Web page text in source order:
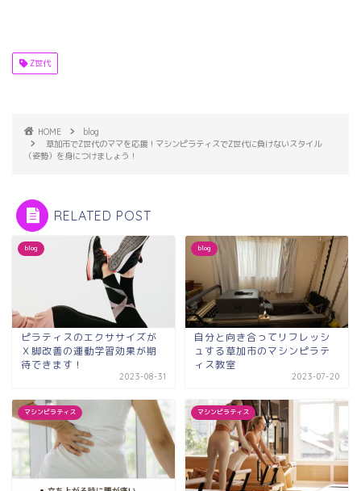
Z世代
HOME
blog
草加市でZ世代のママを応援！マシンピラティスでZ世代に負けないスタイル
（姿勢）を身につけましょう！
RELATED POST
blog
ピラティスのエクササイズが
Ｘ脚改善の運動学習効果が期
待できます！
2023-08-31
blog
自分と向き合ってリフレッシ
ュする草加市のマシンピラテ
ィス教室
2023-07-20
マシンピラティス マシンピラティス